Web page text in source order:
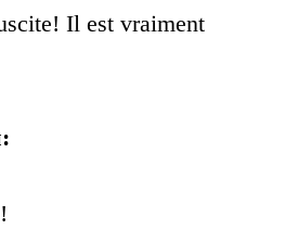
Il est vraiment